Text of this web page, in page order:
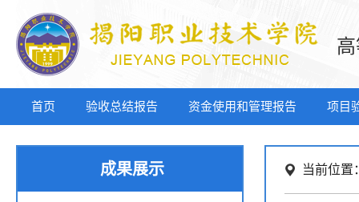
首页 验收总结报告 资金使用和管理报告 项目
成果展示 当前位置